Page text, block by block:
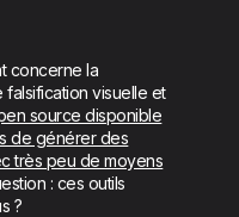
concerne la
visuelle et
source disponible
de générer des
très peu de moyens
: ces outils
?